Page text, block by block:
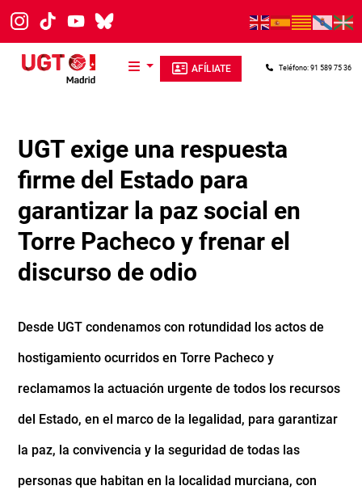
Pasar al contenido principal
AFÍLIATE Teléfono: 91 589 75 36
UGT exige una respuesta
firme del Estado para
garantizar la paz social en
Torre Pacheco y frenar el
discurso de odio
Desde UGT condenamos con rotundidad los actos de
hostigamiento ocurridos en Torre Pacheco y
reclamamos la actuación urgente de todos los recursos
del Estado, en el marco de la legalidad, para garantizar
la paz, la convivencia y la seguridad de todas las
personas que habitan en la localidad murciana, con